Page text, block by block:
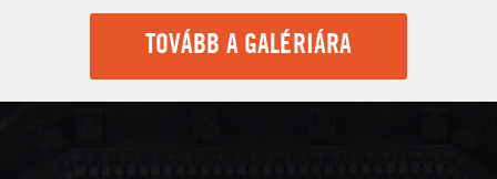
TOVÁBB A GALÉRIÁRA